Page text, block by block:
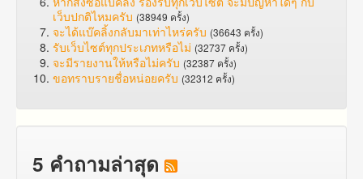
เว็บปกติไหมครับ (38949 ครั้ง)
จะได้แบ๊คลิ้งกลับมาเท่าไหร่ครับ (36643 ครั้ง)
รับเว็บไซต์ทุกประเภทหรือไม่ (32737 ครั้ง)
จะมีรายงานให้หรือไม่ครับ (32387 ครั้ง)
ขอทราบรายชื่อหน่อยครับ (32312 ครั้ง)
5 คำถามล่าสุด